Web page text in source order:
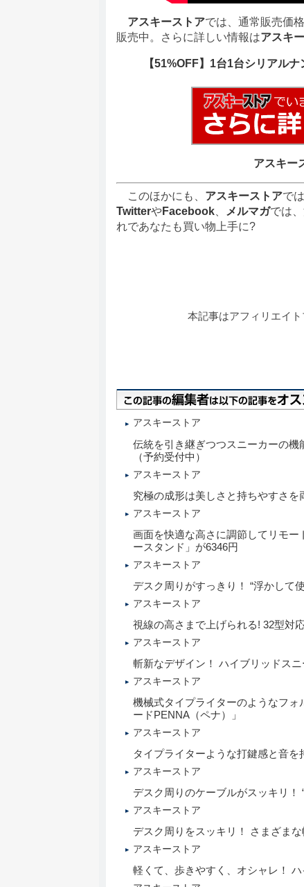
アスキーストアでは、通常販売価
販売中。さらに詳しい情報はアスキ
【51%OFF】1台1台シリアル
アスキー
このほかにも、 アスキーストアで
TwitterやFacebook メルマガでは
れであなたも買い物上手に?
本記事はアフィリエイ
アスキーストア
伝統を引き継ぎつつスニーカーの
（予約受付中）
アスキーストア
究極の成形は美しさと持ちやすさを
アスキーストア
画面を快適な高さに調節してリモ
ースタンド」が6346円
アスキーストア
デスク周りがすっきり！ “浮かして
アスキーストア
視線の高さまで上げられる! 32型対
アスキーストア
斬新なデザイン！ ハイブリッドス
アスキーストア
機械式タイプライターのようなフ
ードPENNA（ペナ）」
アスキーストア
タイプライターような打鍵感と音を
アスキーストア
デスク周りのケーブルがスッキリ！
アスキーストア
デスク周りをスッキリ！ さまざま
アスキーストア
軽くて、歩きやすく、オシャレ！